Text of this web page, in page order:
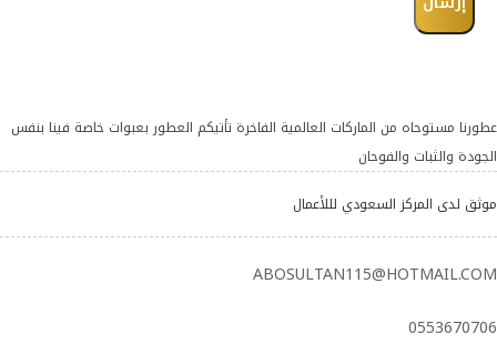
عطورنا مستوحاه من الماركات العالمية الفاخرة تأتيكم العطور بعبوات خاصة فينا بنفس
الجودة والثبات والفوحان
موثق لدى المركز السعودي لللأعمال
ABOSULTAN115@HOTMAIL.COM
0553670706